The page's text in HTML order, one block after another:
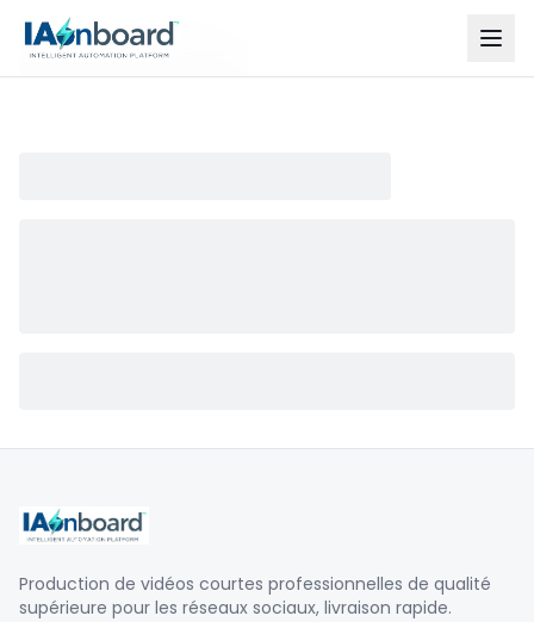
Production de vidéos courtes professionnelles de qualité
supérieure pour les réseaux sociaux, livraison rapide.